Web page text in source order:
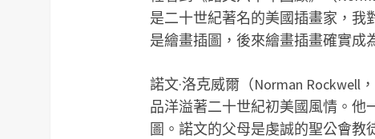
是二十世紀著名的美國插畫家，我
是繪畫插圖，後來繪畫插畫確實成
諾文·洛克威爾（Norman Rockwell
品洋溢著二十世紀初美國風情。他
圖。諾文的父母是虔誠的聖公會